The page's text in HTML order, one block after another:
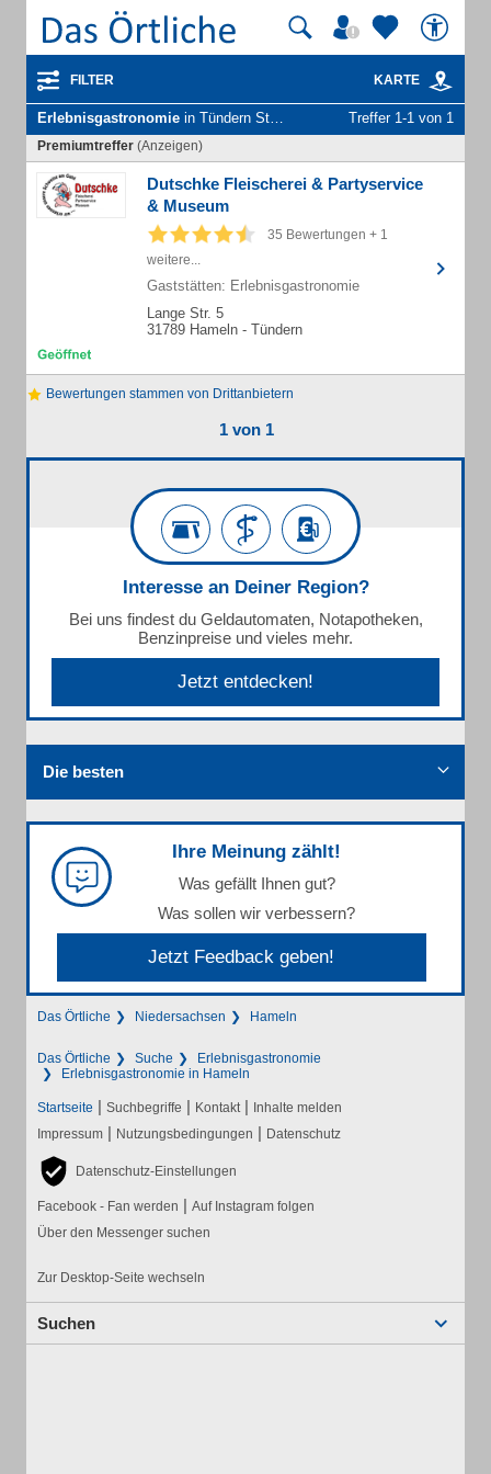
FILTER KARTE
Erlebnisgastronomie in Tündern Stadt Hameln Treffer 1-1 von 1
Premiumtreffer (Anzeigen)
Dutschke Fleischerei & Partyservice
& Museum
35 Bewertungen + 1
weitere...
Gaststätten: Erlebnisgastronomie
Lange Str. 5
31789 Hameln - Tündern
Bewertungen stammen von Drittanbietern
1 von 1
Interesse an Deiner Region?
Bei uns findest du Geldautomaten, Notapotheken,
Benzinpreise und vieles mehr.
Jetzt entdecken!
Die besten
Ihre Meinung zählt!
Was gefällt Ihnen gut?
Was sollen wir verbessern?
Jetzt Feedback geben!
Das Örtliche Niedersachsen Hameln
Das Örtliche Suche
Erlebnisgastronomie
Erlebnisgastronomie in Hameln
Startseite | Suchbegriffe | Kontakt | Inhalte melden
Impressum | Nutzungsbedingungen | Datenschutz
Datenschutz-Einstellungen
Facebook - Fan werden | Auf Instagram folgen
Über den Messenger suchen
Zur Desktop-Seite wechseln
Suchen